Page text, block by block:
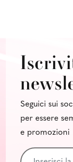
Seguici sui
per essere
e promozioni